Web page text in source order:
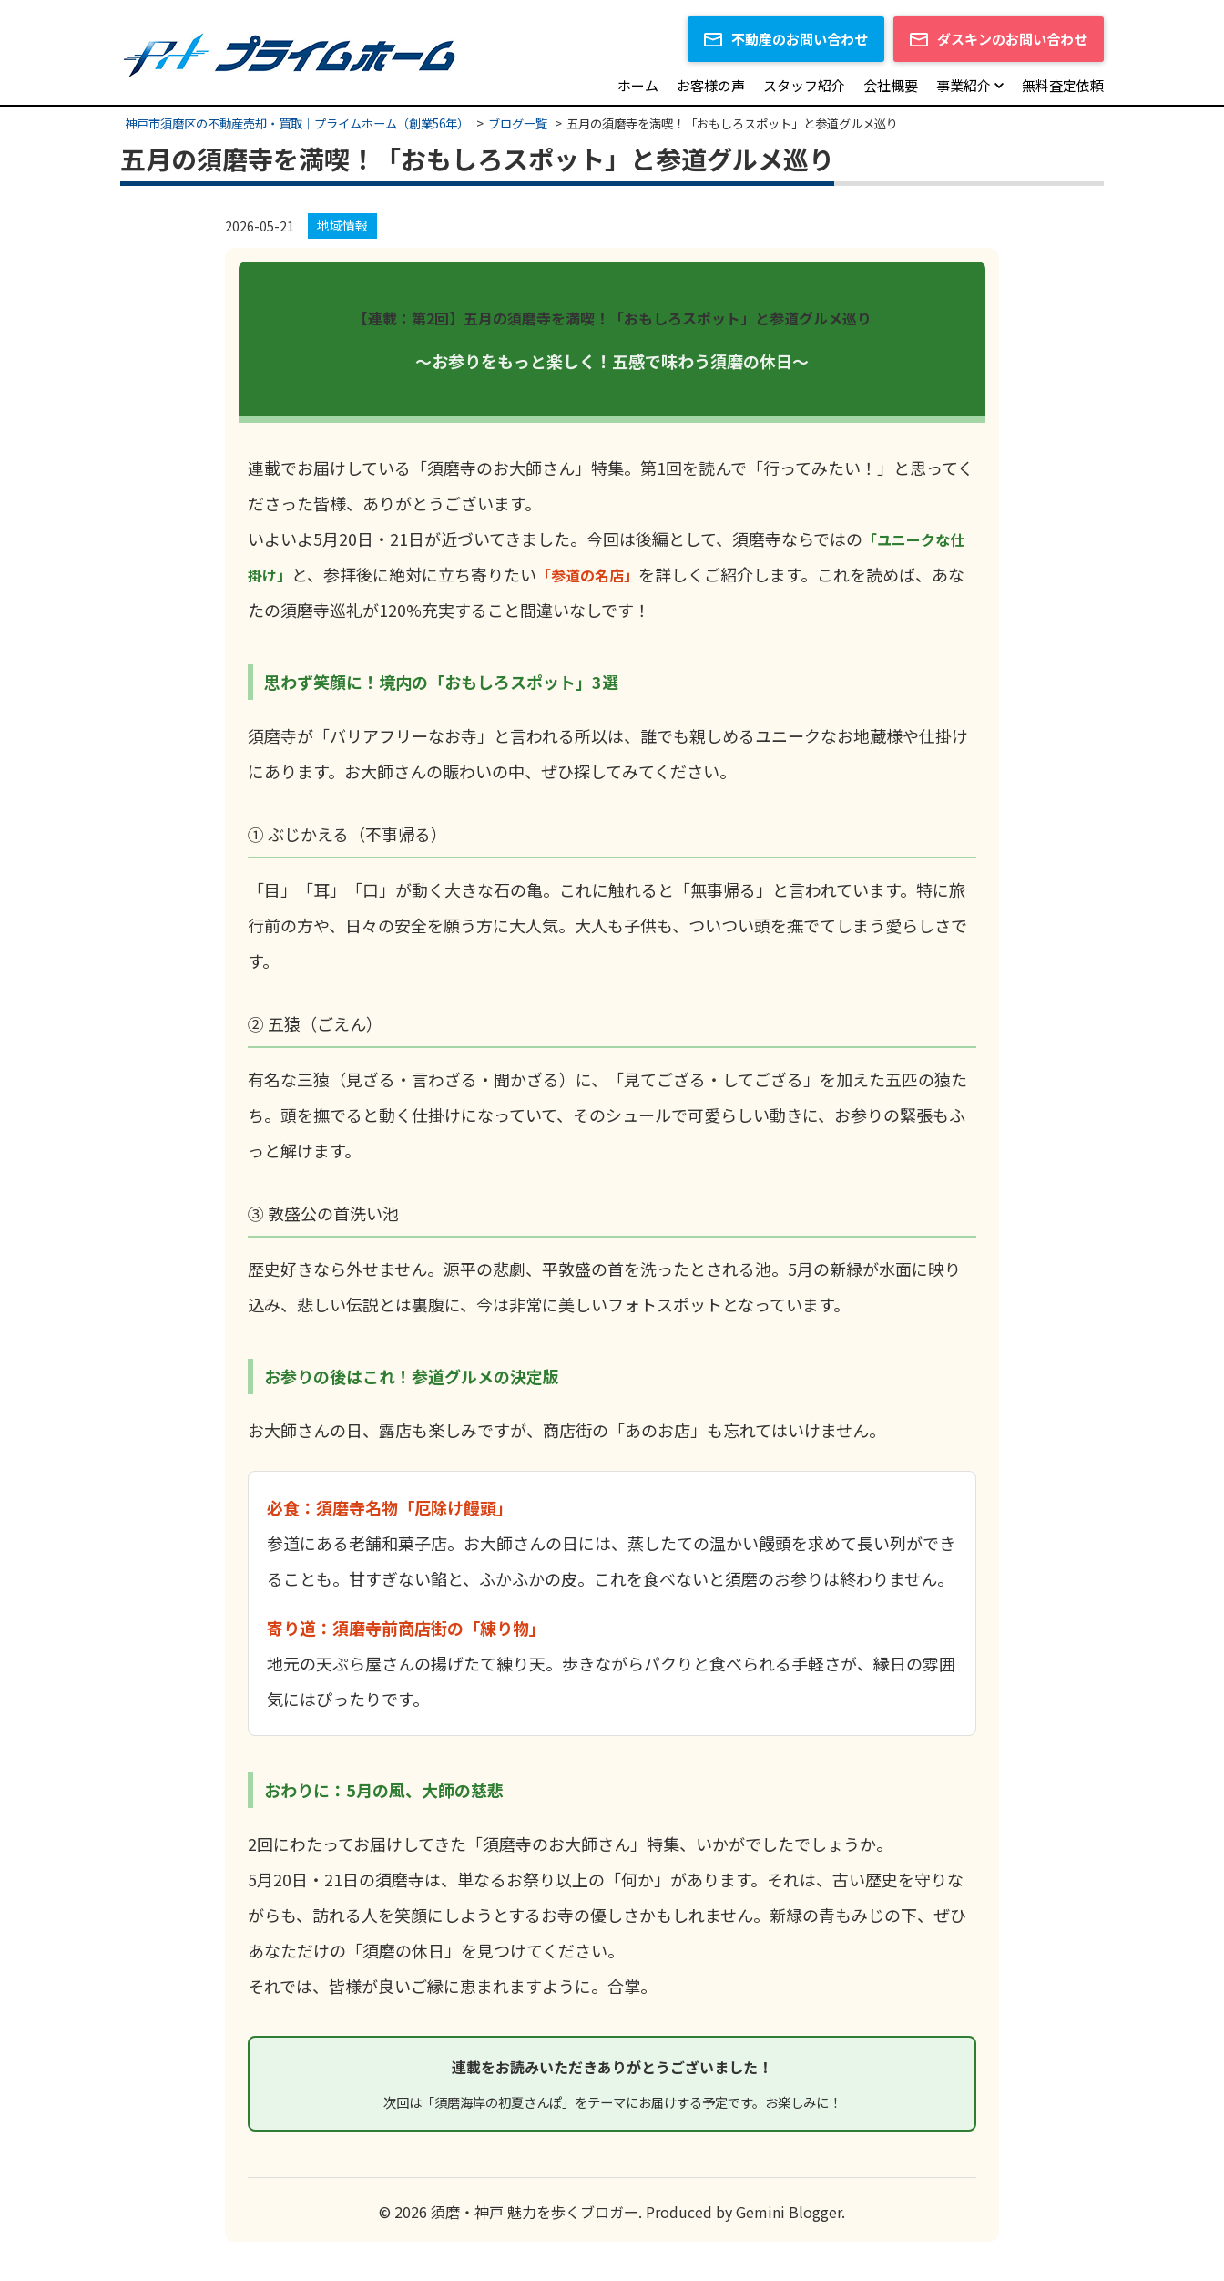
不動産のお問い合わせ ダスキンのお問い合わせ
ホーム お客様の声 スタッフ紹介 会社概要 事業紹介 無料査定依頼
神戸市須磨区の不動産売却・買取｜プライムホーム（創業56年） ブログ一覧 五月の須磨寺を満喫！「おもしろスポット」と参道グルメ巡り
五月の須磨寺を満喫！「おもしろスポット」と参道グルメ巡り
2026-05-21 地域情報
【連載：第2回】五月の須磨寺を満喫！「おもしろスポット」と参道グルメ巡り
〜お参りをもっと楽しく！五感で味わう須磨の休日〜
連載でお届けしている「須磨寺のお大師さん」特集。第1回を読んで「行ってみたい！」と思ってく
ださった皆様、ありがとうございます。
いよいよ5月20日・21日が近づいてきました。今回は後編として、須磨寺ならではの 「ユニークな仕
掛け」 と、参拝後に絶対に立ち寄りたい 「参道の名店」 を詳しくご紹介します。これを読めば、あな
たの須磨寺巡礼が120%充実すること間違いなしです！
思わず笑顔に！境内の「おもしろスポット」3選
須磨寺が「バリアフリーなお寺」と言われる所以は、誰でも親しめるユニークなお地蔵様や仕掛け
にあります。お大師さんの賑わいの中、ぜひ探してみてください。
① ぶじかえる（不事帰る）
「目」「耳」「口」が動く大きな石の亀。これに触れると「無事帰る」と言われています。特に旅
行前の方や、日々の安全を願う方に大人気。大人も子供も、ついつい頭を撫でてしまう愛らしさで
す。
② 五猿（ごえん）
有名な三猿（見ざる・言わざる・聞かざる）に、「見てござる・してござる」を加えた五匹の猿た
ち。頭を撫でると動く仕掛けになっていて、そのシュールで可愛らしい動きに、お参りの緊張もふ
っと解けます。
③ 敦盛公の首洗い池
歴史好きなら外せません。源平の悲劇、平敦盛の首を洗ったとされる池。5月の新緑が水面に映り
込み、悲しい伝説とは裏腹に、今は非常に美しいフォトスポットとなっています。
お参りの後はこれ！参道グルメの決定版
お大師さんの日、露店も楽しみですが、商店街の「あのお店」も忘れてはいけません。
必食：須磨寺名物「厄除け饅頭」
参道にある老舗和菓子店。お大師さんの日には、蒸したての温かい饅頭を求めて長い列ができ
ることも。甘すぎない餡と、ふかふかの皮。これを食べないと須磨のお参りは終わりません。
寄り道：須磨寺前商店街の「練り物」
地元の天ぷら屋さんの揚げたて練り天。歩きながらパクりと食べられる手軽さが、縁日の雰囲
気にはぴったりです。
おわりに：5月の風、大師の慈悲
2回にわたってお届けしてきた「須磨寺のお大師さん」特集、いかがでしたでしょうか。
5月20日・21日の須磨寺は、単なるお祭り以上の「何か」があります。それは、古い歴史を守りな
がらも、訪れる人を笑顔にしようとするお寺の優しさかもしれません。新緑の青もみじの下、ぜひ
あなただけの「須磨の休日」を見つけてください。
それでは、皆様が良いご縁に恵まれますように。合掌。
連載をお読みいただきありがとうございました！
次回は「須磨海岸の初夏さんぽ」をテーマにお届けする予定です。お楽しみに！
© 2026 須磨・神戸 魅力を歩くブロガー. Produced by Gemini Blogger.